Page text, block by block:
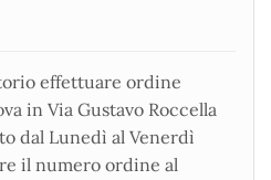
effettuare ordine
in Via Gustavo Roccella
dal Lunedì al Venerdì
il numero ordine al